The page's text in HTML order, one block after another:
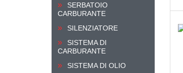
SERBATOIO
CARBURANTE
SILENZIATORE
SISTEMA DI
CARBURANTE
SISTEMA DI OLIO